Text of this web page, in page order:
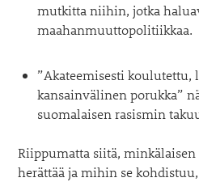
mutkitta niihin, jotka
maahanmuuttopolitiikkaa.
”Akateemisesti koulutettu,
kansainvälinen porukka”
suomalaisen rasismin
Riippumatta siitä,
herättää ja mihin se